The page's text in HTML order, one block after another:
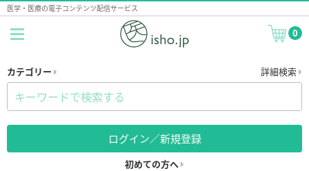
医学・医療の電子コンテンツ配信サービス
0
カテゴリー 詳細検索
ログイン／新規登録
初めての方へ